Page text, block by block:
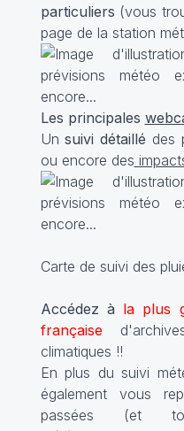
particuliers (vous
page de la station
Les principales
Un suivi détaillé des
ou encore des
Carte de suivi des
Accédez à la plus
française
climatiques !!
En plus du suivi
également vous
passées (et